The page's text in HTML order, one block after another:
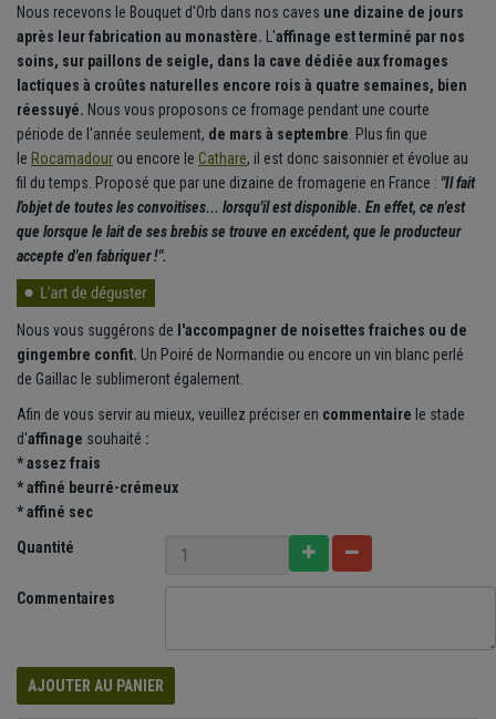
Nous recevons le Bouquet d'Orb dans nos caves une dizaine de jours
après leur fabrication au monastère. L'affinage est terminé par nos
soins, sur paillons de seigle, dans la cave dédiée aux fromages
lactiques à croûtes naturelles encore rois à quatre semaines, bien
réessuyé. Nous vous proposons ce fromage pendant une courte
période de l'année seulement, de mars à septembre. Plus fin que
le Rocamadour ou encore le Cathare, il est donc saisonnier et évolue au
fil du temps. Proposé que par une dizaine de fromagerie en France : "Il fait
l'objet de toutes les convoitises... lorsqu'il est disponible. En effet, ce n'est
que lorsque le lait de ses brebis se trouve en excédent, que le producteur
accepte d'en fabriquer !".
Nous vous suggérons de l'accompagner de noisettes fraiches ou de
gingembre confit. Un Poiré de Normandie ou encore un vin blanc perlé
de Gaillac le sublimeront également.
Afin de vous servir au mieux, veuillez préciser en commentaire le stade
d'affinage souhaité :
*assez frais
* affiné beurré-crémeux
* affiné sec
Quantité
Commentaires
AJOUTER AU PANIER